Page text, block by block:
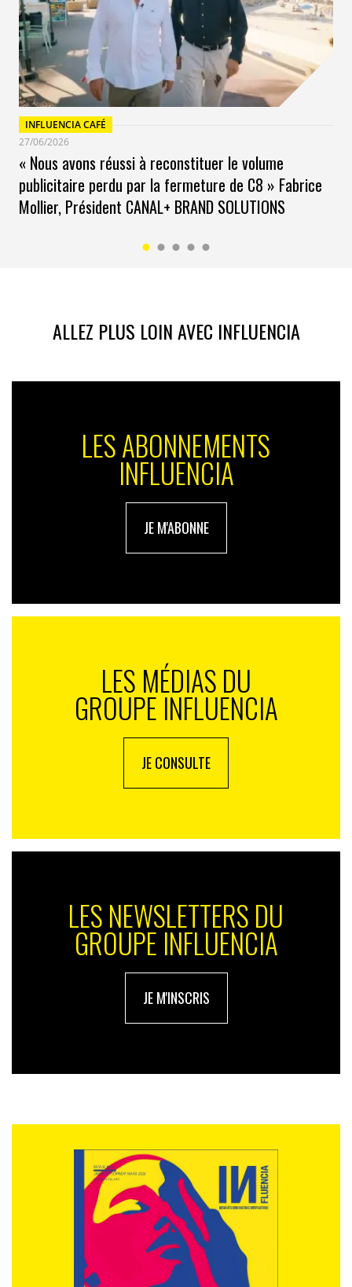
INFLUENCIA CAFÉ
27/06/2026
« Nous avons réussi à reconstituer le volume
publicitaire perdu par la fermeture de C8 » Fabrice
Mollier, Président CANAL+ BRAND SOLUTIONS
ALLEZ PLUS LOIN AVEC INFLUENCIA
LES ABONNEMENTS
INFLUENCIA
JE M'ABONNE
LES MÉDIAS DU
GROUPE INFLUENCIA
JE CONSULTE
LES NEWSLETTERS DU
GROUPE INFLUENCIA
JE M'INSCRIS